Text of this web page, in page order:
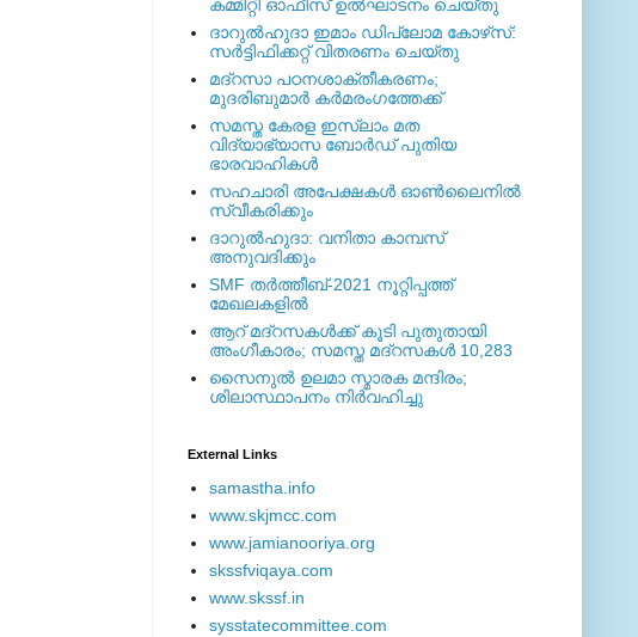
കമ്മിറ്റി ഓഫീസ് ഉല്‍ഘാടനം ചെയ്തു
ദാറുല്‍ഹുദാ ഇമാം ഡിപ്ലോമ കോഴ്‌സ്:
സര്‍ട്ടിഫിക്കറ്റ് വിതരണം ചെയ്തു
മദ്‌റസാ പഠനശാക്തീകരണം;
മുദരിബുമാര്‍ കര്‍മരംഗത്തേക്ക്
സമസ്ത കേരള ഇസ്ലാം മത
വിദ്യാഭ്യാസ ബോര്‍ഡ് പുതിയ
ഭാരവാഹികള്‍
സഹചാരി അപേക്ഷകൾ ഓൺലൈനിൽ
സ്വീകരിക്കും
ദാറുല്‍ഹുദാ: വനിതാ കാമ്പസ്
അനുവദിക്കും
SMF തര്‍ത്തീബ്-2021 നൂറ്റിപ്പത്ത്
മേഖലകളില്‍
ആറ് മദ്റസകള്‍ക്ക് കൂടി പുതുതായി
അംഗീകാരം; സമസ്ത മദ്റസകള്‍ 10,283
സൈനുല്‍ ഉലമാ സ്മാരക മന്ദിരം;
ശിലാസ്ഥാപനം നിര്‍വഹിച്ചു
External ‎Links
samastha.info
www.skjmcc.com
www.jamianooriya.org
skssfviqaya.com
www.skssf.in
sysstatecommittee.com